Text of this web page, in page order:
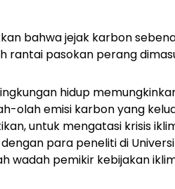
bahwa jejak karbon
rantai pasokan perang
hidup
olah emisi karbon yang
untuk mengatasi krisis
para peneliti di
wadah pemikir kebijakan